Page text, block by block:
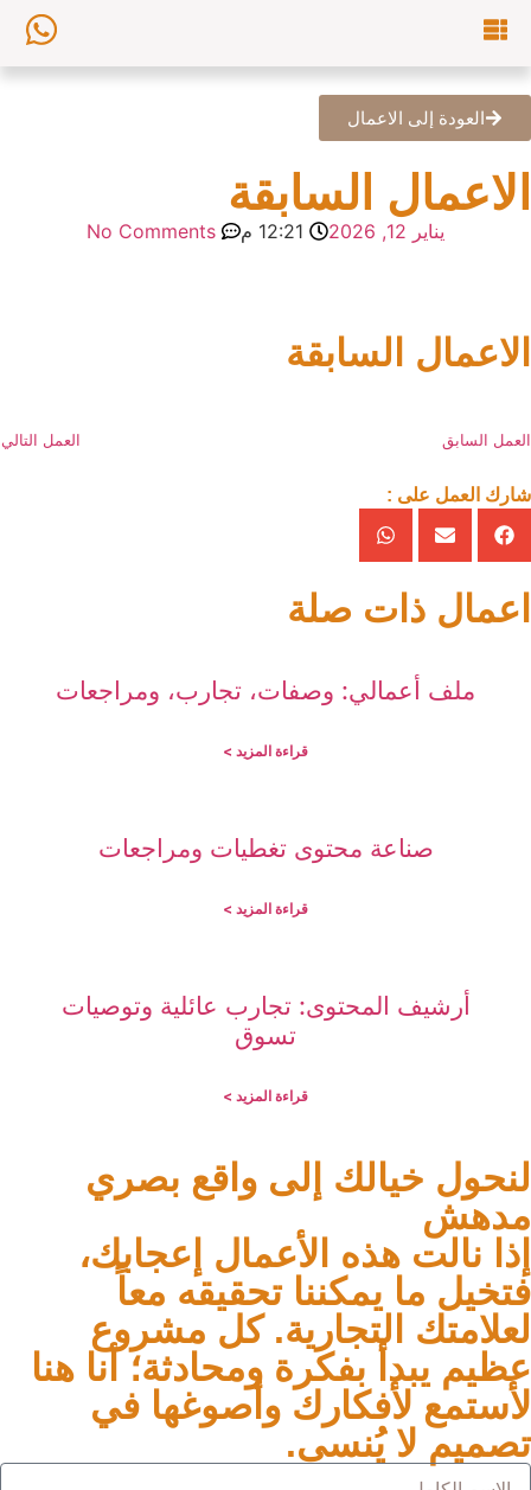
العودة إلى الاعمال
الاعمال السابقة
يناير 12, 2026 12:21 م No Comments
الاعمال السابقة
العمل السابق العمل التالي
شارك العمل على :
اعمال ذات صلة
ملف أعمالي: وصفات، تجارب، ومراجعات
قراءة المزيد >
صناعة محتوى تغطيات ومراجعات
قراءة المزيد >
أرشيف المحتوى: تجارب عائلية وتوصيات
تسوق
قراءة المزيد >
لنحول خيالك إلى واقع بصري
مدهش
إذا نالت هذه الأعمال إعجابك،
فتخيل ما يمكننا تحقيقه معاً
لعلامتك التجارية. كل مشروع
عظيم يبدأ بفكرة ومحادثة؛ أنا هنا
لأستمع لأفكارك وأصوغها في
تصميم لا يُنسى.